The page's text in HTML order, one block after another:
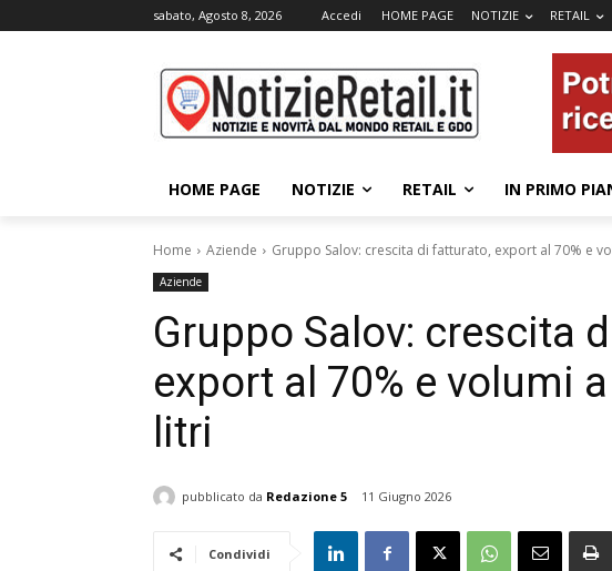
sabato, Agosto 8, 2026 Accedi HOME PAGE NOTIZIE RETAIL
HOME PAGE NOTIZIE RETAIL IN PRIMO
Home Aziende Gruppo Salov: crescita di fatturato, export al 70% e
Aziende
Gruppo Salov: crescita
export al 70% e volumi
litri
pubblicato da Redazione 5 11 Giugno 2026
Condividi